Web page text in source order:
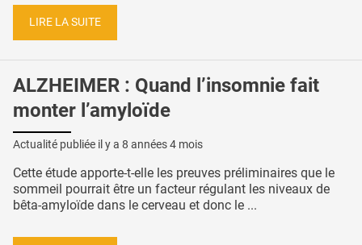
LIRE LA SUITE
ALZHEIMER : Quand l’insomnie fait
monter l’amyloïde
Actualité publiée il y a 8 années 4 mois
Cette étude apporte-t-elle les preuves préliminaires que le
sommeil pourrait être un facteur régulant les niveaux de
bêta-amyloïde dans le cerveau et donc le ...